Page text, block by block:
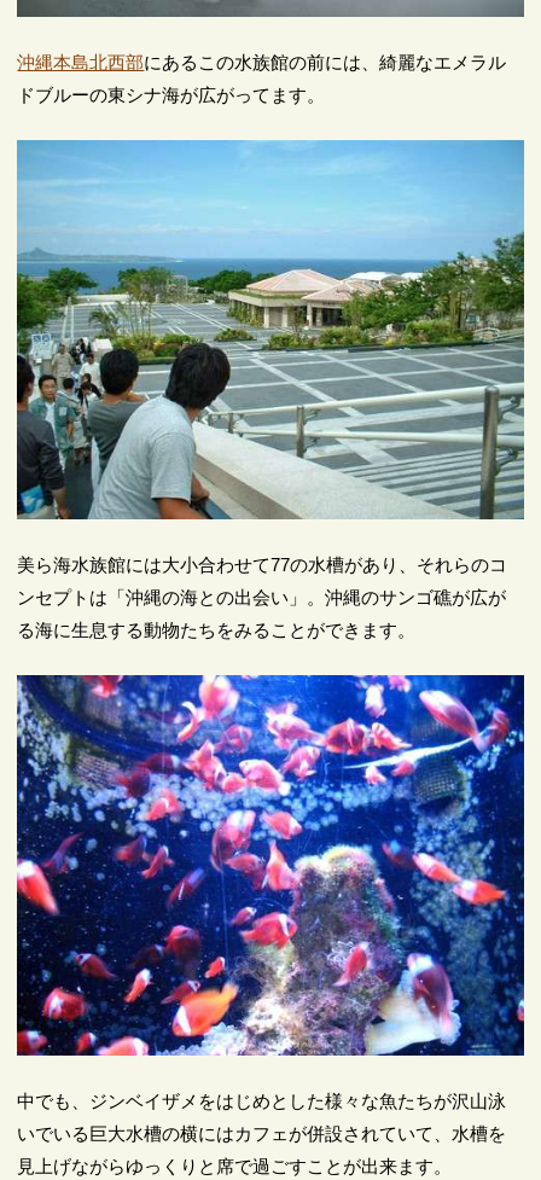
沖縄本島北西部にあるこの水族館の前には、綺麗なエメラル
ドブルーの東シナ海が広がってます。
美ら海水族館には大小合わせて77の水槽があり、それらのコ
ンセプトは「沖縄の海との出会い」。沖縄のサンゴ礁が広が
る海に生息する動物たちをみることができます。
中でも、ジンベイザメをはじめとした様々な魚たちが沢山泳
いでいる巨大水槽の横にはカフェが併設されていて、水槽を
見上げながらゆっくりと席で過ごすことが出来ます。